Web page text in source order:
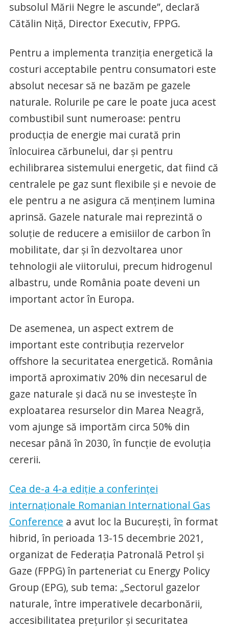
subsolul Mării Negre le ascunde”, declară
Cătălin Niță, Director Executiv, FPPG.
Pentru a implementa tranziția energetică la
costuri acceptabile pentru consumatori este
absolut necesar să ne bazăm pe gazele
naturale. Rolurile pe care le poate juca acest
combustibil sunt numeroase: pentru
producția de energie mai curată prin
înlocuirea cărbunelui, dar și pentru
echilibrarea sistemului energetic, dat fiind că
centralele pe gaz sunt flexibile și e nevoie de
ele pentru a ne asigura că menținem lumina
aprinsă. Gazele naturale mai reprezintă o
soluție de reducere a emisiilor de carbon în
mobilitate, dar și în dezvoltarea unor
tehnologii ale viitorului, precum hidrogenul
albastru, unde România poate deveni un
important actor în Europa.
De asemenea, un aspect extrem de
important este contribuția rezervelor
offshore la securitatea energetică. România
importă aproximativ 20% din necesarul de
gaze naturale și dacă nu se investește în
exploatarea resurselor din Marea Neagră,
vom ajunge să importăm circa 50% din
necesar până în 2030, în funcție de evoluția
cererii.
Cea de-a 4-a ediție a conferinței
internaționale Romanian International Gas
Conference a avut loc la București, în format
hibrid, în perioada 13-15 decembrie 2021,
organizat de Federația Patronală Petrol și
Gaze (FPPG) în parteneriat cu Energy Policy
Group (EPG), sub tema: „Sectorul gazelor
naturale, între imperativele decarbonării,
accesibilitatea prețurilor și securitatea